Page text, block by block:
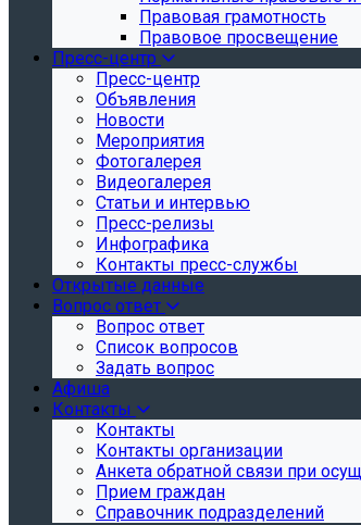
Правовая грамотность
Правовое просвещение
Пресс-центр
Пресс-центр
Объявления
Новости
Мероприятия
Фотогалерея
Видеогалерея
Статьи и интервью
Пресс-релизы
Инфографика
Контакты пресс-службы
Открытые данные
Вопрос ответ
Вопрос ответ
Список вопросов
Задать вопрос
Афиша
Контакты
Контакты
Контакты организации
Анкета обратной связи при
Прием граждан
Справочник подразделений